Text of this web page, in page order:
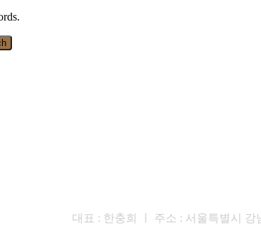
대표 : 한충희 ㅣ 주소 : 서울특별시 강